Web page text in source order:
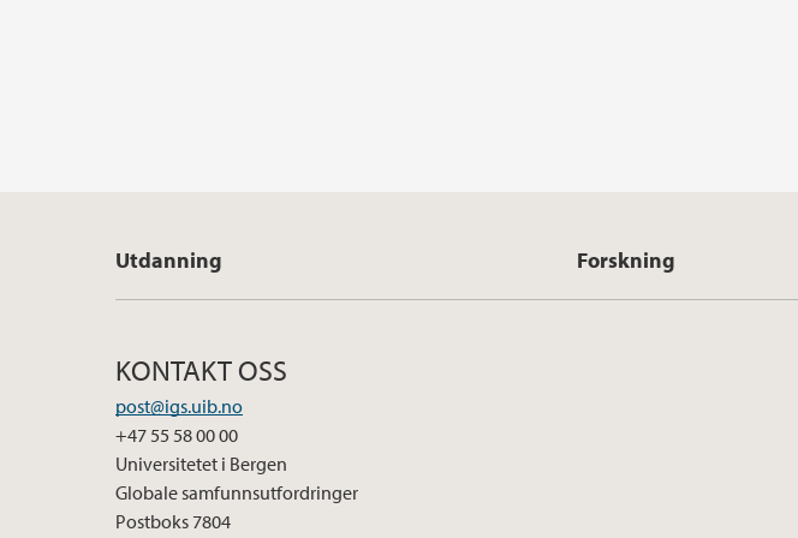
Utdanning Forskning
KONTAKT OSS
post@igs.uib.no
+47 55 58 00 00
Universitetet i Bergen
Globale samfunnsutfordringer
Postboks 7804